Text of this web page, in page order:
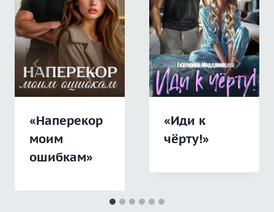
«Наперекор
моим
ошибкам»
«Иди к
чёрту!»